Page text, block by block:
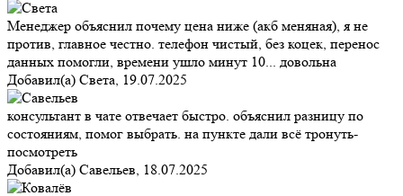
Менеджер объяснил почему цена ниже (акб меняная), я не
против, главное честно. телефон чистый, без коцек, перенос
данных помогли, времени ушло минут 10... довольна
Добавил(а) Света, 19.07.2025
консультант в чате отвечает быстро. объяснил разницу по
состояниям, помог выбрать. на пункте дали всё тронуть-
посмотреть
Добавил(а) Савельев, 18.07.2025